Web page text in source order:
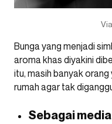
Bunga yang menjadi
aroma khas diyakini
itu, masih banyak orang
rumah agar tak
Sebagai